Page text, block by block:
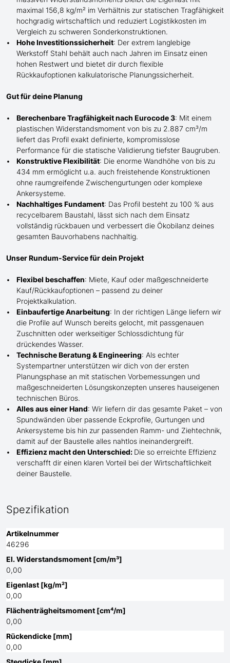
maximal 156,8 kg/m² im Verhältnis zur statischen Tragfähigkeit
hochgradig wirtschaftlich und reduziert Logistikkosten im
Vergleich zu schweren Sonderkonstruktionen.
Hohe Investitionssicherheit: Der extrem langlebige
Werkstoff Stahl behält auch nach Jahren im Einsatz einen
hohen Restwert und bietet dir durch flexible
Rückkaufoptionen kalkulatorische Planungssicherheit.
Gut für deine Planung
Berechenbare Tragfähigkeit nach Eurocode 3: Mit einem
plastischen Widerstandsmoment von bis zu 2.887 cm³/m
liefert das Profil exakt definierte, kompromisslose
Performance für die statische Validierung tiefster Baugruben.
Konstruktive Flexibilität: Die enorme Wandhöhe von bis zu
434 mm ermöglicht u.a. auch freistehende Konstruktionen
ohne raumgreifende Zwischengurtungen oder komplexe
Ankersysteme.
Nachhaltiges Fundament: Das Profil besteht zu 100 % aus
recycelbarem Baustahl, lässt sich nach dem Einsatz
vollständig rückbauen und verbessert die Ökobilanz deines
gesamten Bauvorhabens nachhaltig.
Unser Rundum-Service für dein Projekt
Flexibel beschaffen: Miete, Kauf oder maßgeschneiderte
Kauf/Rückkaufoptionen – passend zu deiner
Projektkalkulation.
Einbaufertige Anarbeitung: In der richtigen Länge liefern wir
die Profile auf Wunsch bereits gelocht, mit passgenauen
Zuschnitten oder werkseitiger Schlossdichtung für
drückendes Wasser.
Technische Beratung & Engineering: Als echter
Systempartner unterstützen wir dich von der ersten
Planungsphase an mit statischen Vorbemessungen und
maßgeschneiderten Lösungskonzepten unseres hauseigenen
technischen Büros.
Alles aus einer Hand: Wir liefern dir das gesamte Paket – von
Spundwänden über passende Eckprofile, Gurtungen und
Ankersysteme bis hin zur passenden Ramm- und Ziehtechnik,
damit auf der Baustelle alles nahtlos ineinandergreift.
Effizienz macht den Unterschied: Die so erreichte Effizienz
verschafft dir einen klaren Vorteil bei der Wirtschaftlichkeit
deiner Baustelle.
Spezifikation
Artikelnummer
46296
El. Widerstandsmoment [cm/m³]
0,00
Eigenlast [kg/m²]
0,00
Flächenträgheitsmoment [cm⁴/m]
0,00
Rückendicke [mm]
0,00